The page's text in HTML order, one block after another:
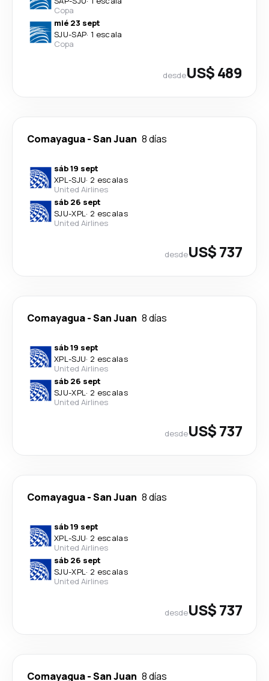
Copa
mié 23 sept
SJU-SAP· 1 escala
Copa
desdeUS$ 489
Comayagua-San Juan 8 días
sáb 19 sept
XPL-SJU· 2 escalas
United Airlines
sáb 26 sept
SJU-XPL· 2 escalas
United Airlines
desdeUS$ 737
Comayagua-San Juan 8 días
sáb 19 sept
XPL-SJU· 2 escalas
United Airlines
sáb 26 sept
SJU-XPL· 2 escalas
United Airlines
desdeUS$ 737
Comayagua-San Juan 8 días
sáb 19 sept
XPL-SJU· 2 escalas
United Airlines
sáb 26 sept
SJU-XPL· 2 escalas
United Airlines
desdeUS$ 737
Comayagua-San Juan 8 días